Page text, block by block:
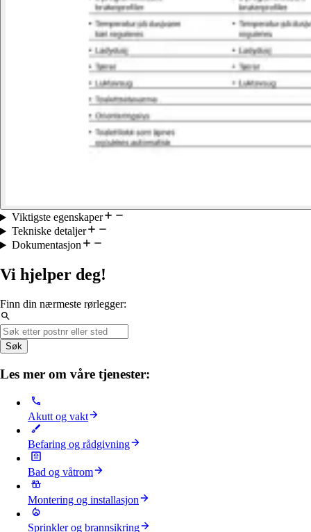
Viktigste egenskaper
Tekniske detaljer
Dokumentasjon
Vi hjelper deg!
Finn din nærmeste rørlegger:
Søk
Les mer om våre tjenester:
Akutt og vakt
Befaring og rådgivning
Bad og våtrom
Montering og installasjon
Sprinkler og brannsikring